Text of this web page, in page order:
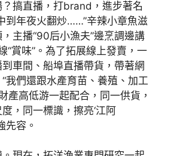
搞直播，打brand，進步著名
到年夜火翻炒……”辛辣小章魚滋
主播“90后小漁夫”邊烹調邊講
“賞味”。為了拓展線上發賣，一
車間、船埠直播帶貨，帶著網
我們還跟水產育苗、養殖、加工
產高低游一起配合，同一供貨，
，同一標識，擦亮‘江阿
先容。